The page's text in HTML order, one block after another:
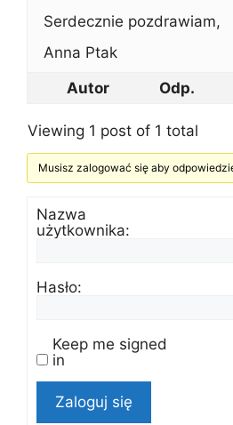
Serdecznie pozdrawiam,
Anna Ptak
Autor
Odp.
Viewing 1 post of 1 total
Musisz zalogować się aby
Nazwa
użytkownika:
Hasło:
Keep me signed
in
Zaloguj się